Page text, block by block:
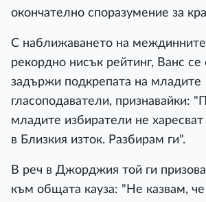
окончателно споразумение за
С наближаването на
рекордно нисък рейтинг, Ванс се
задържи подкрепата на младите
гласоподаватели, признавайки:
младите избиратели не
в Близкия изток. Разбирам ги".
В реч в Джорджия той ги
към общата кауза: "Не казвам, че